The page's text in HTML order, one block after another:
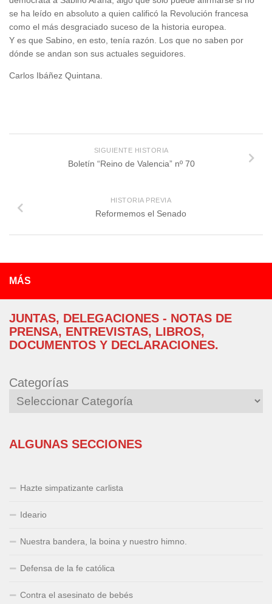
se ha leído en absoluto a quien calificó la Revolución francesa
como el más desgraciado suceso de la historia europea.
Y es que Sabino, en esto, tenía razón. Los que no saben por
dónde se andan son sus actuales seguidores.
Carlos Ibáñez Quintana.
SIGUIENTE HISTORIA
Boletín “Reino de Valencia” nº 70
HISTORIA PREVIA
Reformemos el Senado
MÁS
JUNTAS, DELEGACIONES - NOTAS DE
PRENSA, ENTREVISTAS, LIBROS,
DOCUMENTOS Y DECLARACIONES.
Categorías
ALGUNAS SECCIONES
Hazte simpatizante carlista
Ideario
Nuestra bandera, la boina y nuestro himno.
Defensa de la fe católica
Contra el asesinato de bebés